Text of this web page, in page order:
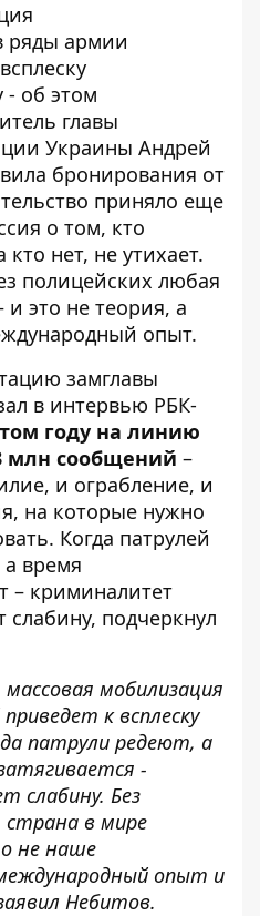
ряды армии
- об этом
главы
Украины Андрей
бронирования от
приняло еще
о том, кто
нет, не утихает.
полицейских любая
и это не теория, а
опыт.
замглавы
в интервью РБК-
году на линию
млн сообщений –
и ограбление, и
на которые нужно
Когда патрулей
время
– криминалитет
слабину, подчеркнул
мобилизация
к всплеску
патрули редеют, а
-
слабину. Без
страна в мире
не наше
опыт и
Небитов.